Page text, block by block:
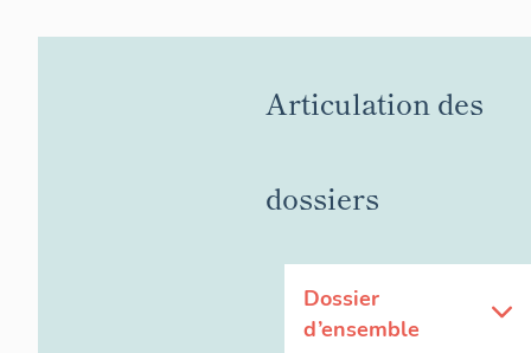
Articulation des
dossiers
Dossier
d’ensemble